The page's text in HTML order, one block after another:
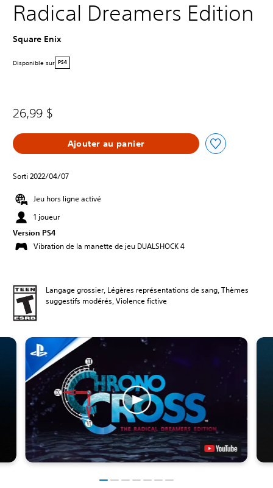
Radical Dreamers Edition
Square Enix
Disponible sur PS4
26,99 $
Ajouter au panier
Sorti 2022/04/07
Jeu hors ligne activé
1 joueur
Version PS4
Vibration de la manette de jeu DUALSHOCK 4
Langage grossier, Légères représentations de sang, Thèmes
suggestifs modérés, Violence fictive